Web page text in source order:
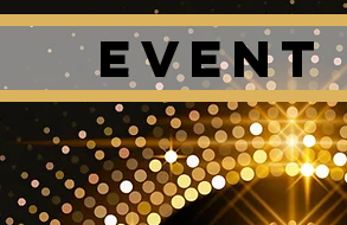
Event